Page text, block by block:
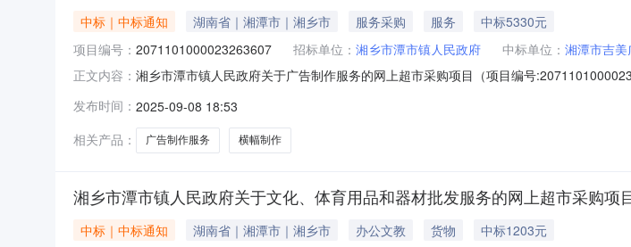
中标｜中标通知 湖南省｜湘潭市｜湘乡市 服务采购 服务
中标5330元
项目编号： 2071101000023263607 招标单位： 湘乡市潭市镇人民政府 中标单位： 湘潭市吉美
正文内容： 湘乡市潭市镇人民政府关于广告制作服务的网上超市采购项目（项目编号
目所在行政区划名称:湖南省湘潭市湘乡市报价起止时间:-二、采购单位信息采购单位名称
发布时间： 2025-09-08 18:53
相关产品：
广告制作服务 横幅制作
湘乡市潭市镇人民政府关于文化、体育用品和器材批发服务的网上超市采购项
中标｜中标通知 湖南省｜湘潭市｜湘乡市 办公文教 货物
中标1203元